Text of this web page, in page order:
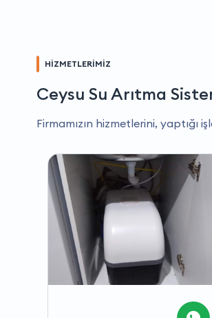
HİZMETLERİMİZ
Ceysu Su Arıtma
Firmamızın hizmetlerini, yaptığı